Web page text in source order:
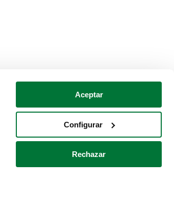
Aceptar
Configurar
Rechazar